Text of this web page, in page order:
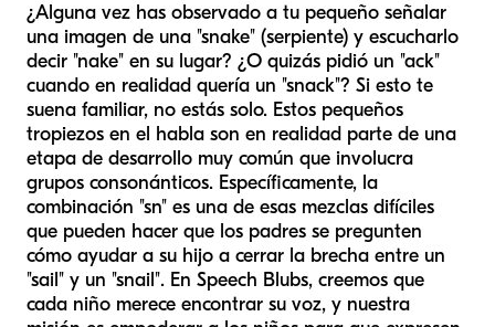
¿Alguna vez has observado a tu pequeño señalar
una imagen de una "snake" (serpiente) y escucharlo
decir "nake" en su lugar? ¿O quizás pidió un "ack"
cuando en realidad quería un "snack"? Si esto te
suena familiar, no estás solo. Estos pequeños
tropiezos en el habla son en realidad parte de una
etapa de desarrollo muy común que involucra
grupos consonánticos. Específicamente, la
combinación "sn" es una de esas mezclas difíciles
que pueden hacer que los padres se pregunten
cómo ayudar a su hijo a cerrar la brecha entre un
"sail" y un "snail". En Speech Blubs, creemos que
cada niño merece encontrar su voz, y nuestra